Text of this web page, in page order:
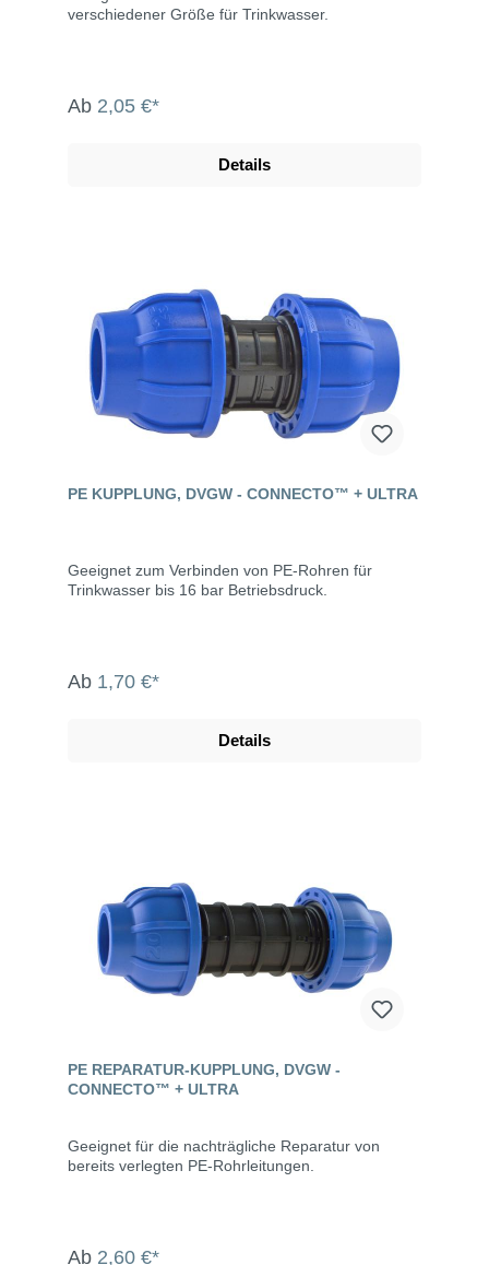
verschiedener Größe für Trinkwasser.
Ab 2,05 €*
Details
PE KUPPLUNG, DVGW - CONNECTO™ + ULTRA
Geeignet zum Verbinden von PE-Rohren für
Trinkwasser bis 16 bar Betriebsdruck.
Ab 1,70 €*
Details
PE REPARATUR-KUPPLUNG, DVGW -
CONNECTO™ + ULTRA
Geeignet für die nachträgliche Reparatur von
bereits verlegten PE-Rohrleitungen.
Ab 2,60 €*